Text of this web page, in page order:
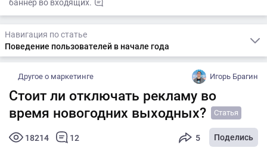
баннер во входящих.
Навигация по статье
Поведение пользователей в начале года
Другое о маркетинге Игорь Брагин
Стоит ли отключать рекламу во
время новогодних выходных?
Статья
18214 12 5 Поделись